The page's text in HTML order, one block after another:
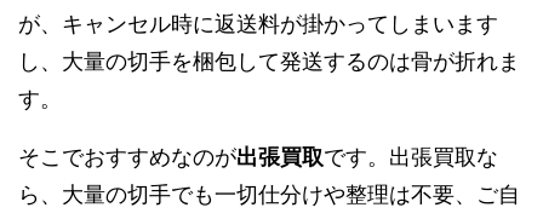
が、キャンセル時に返送料が掛かってしまいます
し、大量の切手を梱包して発送するのは骨が折れま
す。
そこでおすすめなのが出張買取です。出張買取な
ら、大量の切手でも一切仕分けや整理は不要、ご自